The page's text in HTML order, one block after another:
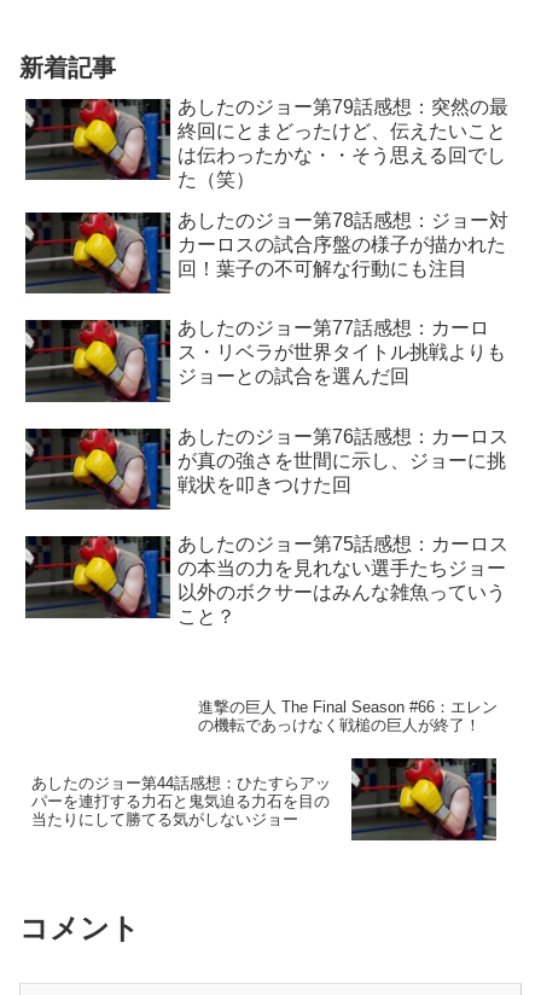
新着記事
あしたのジョー第79話感想：突然の最
終回にとまどったけど、伝えたいこと
は伝わったかな・・そう思える回でし
た（笑）
あしたのジョー第78話感想：ジョー対
カーロスの試合序盤の様子が描かれた
回！葉子の不可解な行動にも注目
あしたのジョー第77話感想：カーロ
ス・リベラが世界タイトル挑戦よりも
ジョーとの試合を選んだ回
あしたのジョー第76話感想：カーロス
が真の強さを世間に示し、ジョーに挑
戦状を叩きつけた回
あしたのジョー第75話感想：カーロス
の本当の力を見れない選手たちジョー
以外のボクサーはみんな雑魚っていう
こと？
進撃の巨人 The Final Season #66：エレン
の機転であっけなく戦槌の巨人が終了！
あしたのジョー第44話感想：ひたすらアッ
パーを連打する力石と鬼気迫る力石を目の
当たりにして勝てる気がしないジョー
コメント